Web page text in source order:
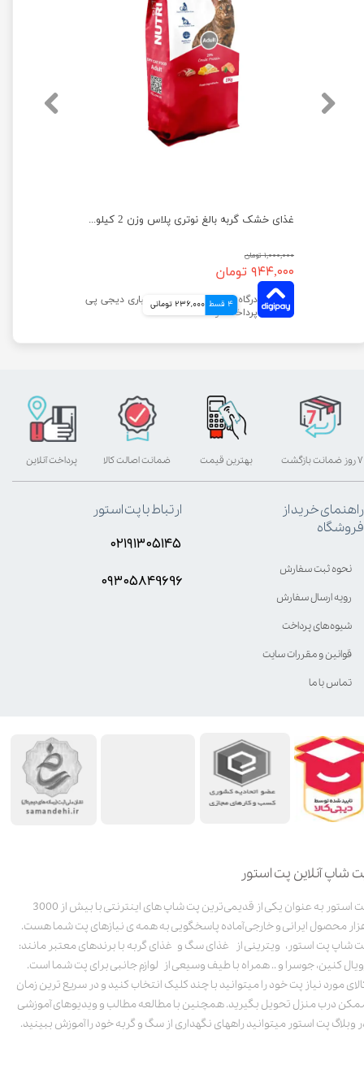
غذای خشک گربه بالغ نوتری پلاس وزن 2 کیلوگرم
۱,۰۰۰,۰۰۰ تومان
۹۴۴,۰۰۰ تومان
4 قسط 236,000 تومانی
شاپ آنلاین پت استور
پت استور به عنوان یکی از قدیمی‌ترین پت شاپ های اینترنتی با بیش از 3000
محصول ایرانی و خارجی آماده پاسخگویی به همه ی نیازهای پت شما هست.
شاپ پت استور، ویترینی از غذای سگ و غذای گربه با برندهای معتبر مانند:
کنین، جوسرا و .. همراه با طیف وسیعی از لوازم جانبی برای پت شما است.
مورد نیاز پت خود را میتوانید با چند کلیک انتخاب کنید و در سریع ترین زمان
درب منزل تحویل بگیرید. همچنین با مطالعه مطالب و ویدیوهای آموزشی
وبلاگ پت استور میتوانید راههای نگهداری از سگ و گربه خود را آموزش ببینید.
بهترین قیمت پرداخت آنلاین ۷ روز ضمانت بازگشت ضمانت اصالت کالا
راهنمای خرید از
فروشگاه
نحوه ثبت سفارش
رویه ارسال سفارش
شیوه‌های پرداخت
قوانین و مقررات سایت
تماس با ما
ارتباط با پت استور
۰۲۱۹۱۳۰۵۱۴۵
۰۹۳۰۵8۴9696